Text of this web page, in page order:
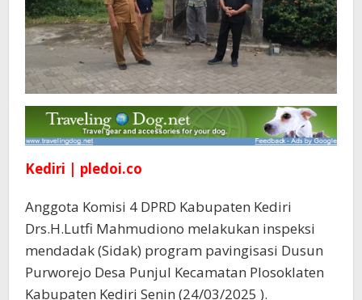
Kediri | pledoi.co
Anggota Komisi 4 DPRD Kabupaten Kediri
Drs.H.Lutfi Mahmudiono melakukan inspeksi
mendadak (Sidak) program pavingisasi Dusun
Purworejo Desa Punjul Kecamatan Plosoklaten
Kabupaten Kediri Senin (24/03/2025 ).